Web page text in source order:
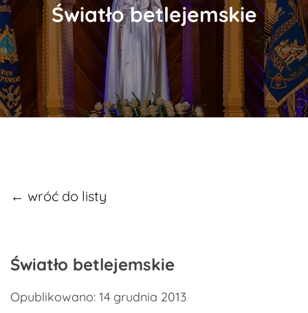
Światło betlejemskie
← wróć do listy
Światło betlejemskie
Opublikowano: 14 grudnia 2013